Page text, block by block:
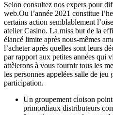
Selon consultez nos expers pour
web.Ou l’année 2021 constitue
certains action semblablement
atelier Casino. La miss but de la
élancé limite après nous-mêmes
l’acheter après quelles sont leurs
par rapport aux petites années qui
attèlerons à vous fournir tous les
les personnes appelées salle de
participation.
Un groupement cloison
primordiaux distributeurs